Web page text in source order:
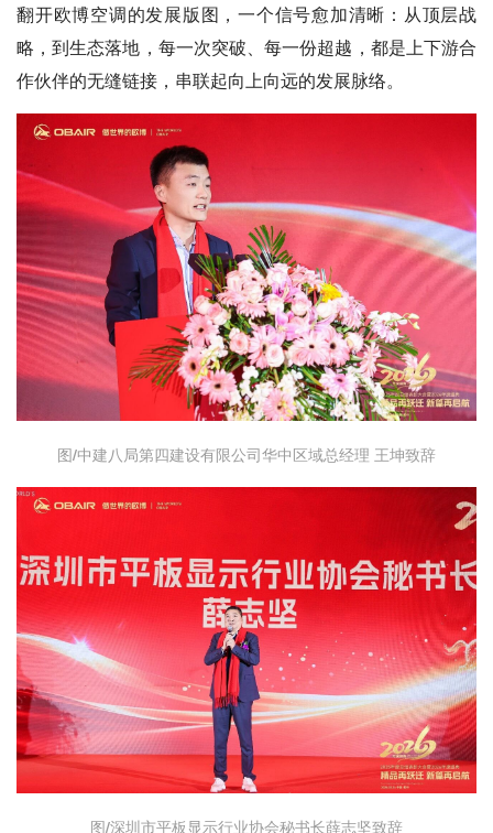
翻开欧博空调的发展版图，一个信号愈加清晰：从顶层战
略，到生态落地，每一次突破、每一份超越，都是上下游合
作伙伴的无缝链接，串联起向上向远的发展脉络。
图/中建八局第四建设有限公司华中区域总经理 王坤致辞
图/深圳市平板显示行业协会秘书长薛志坚致辞